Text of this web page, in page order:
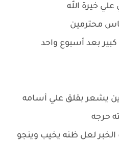
خيرة الله
ناس محترمين
بعد أسبوع واحد
يشعر بقلق علي أسامه
حرجه
لعل ظنه يخيب وينجو